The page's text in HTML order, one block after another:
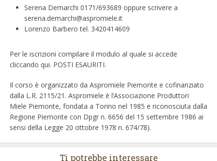
Serena Demarchi 0171/693689 oppure scrivere a
serena.demarchi@aspromiele.it
Lorenzo Barbero tel. 3420414609
Per le iscrizioni compilare il modulo al quale si accede
cliccando qui. POSTI ESAURITI.
Il corso è organizzato da Aspromiele Piemonte e cofinanziato
dalla L.R. 2115/21. Aspromiele è l’Associazione Produttori
Miele Piemonte, fondata a Torino nel 1985 e riconosciuta dalla
Regione Piemonte con Dpgr n. 6656 del 15 settembre 1986 ai
sensi della Legge 20 ottobre 1978 n. 674/78).
Ti potrebbe interessare